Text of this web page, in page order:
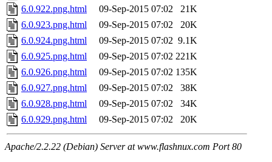
6.0.922.png.html
09-Sep-2015 07:02
21K
6.0.923.png.html
09-Sep-2015 07:02
20K
6.0.924.png.html
09-Sep-2015 07:02 9.1K
6.0.925.png.html
09-Sep-2015 07:02 221K
6.0.926.png.html
09-Sep-2015 07:02 135K
6.0.927.png.html
09-Sep-2015 07:02
38K
6.0.928.png.html
09-Sep-2015 07:02
34K
6.0.929.png.html
09-Sep-2015 07:02 20K
Apache/2.2.22 (Debian) Server at www.flashnux.com Port 80